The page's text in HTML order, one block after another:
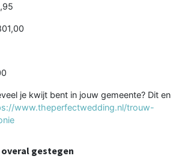
je kwijt bent in jouw gemeente? Dit en
www.theperfectwedding.nl/trouw-
gestegen